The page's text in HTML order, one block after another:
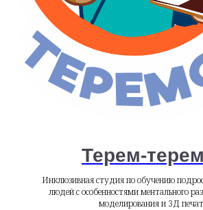
Терем-
Инклюзивная студия по обучению
людей с особенностями ментального
моделирования и 3Д